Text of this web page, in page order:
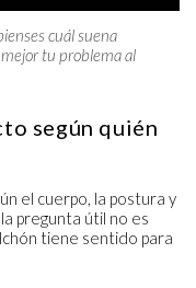
cuál suena
tu problema al
según quién
el cuerpo, la postura y
pregunta útil no es
tiene sentido para